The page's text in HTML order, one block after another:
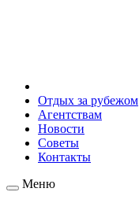
Отдых за рубежом
Агентствам
Новости
Советы
Контакты
Меню